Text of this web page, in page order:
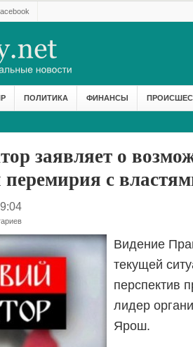
ПОЛИТИКА ФИНАНСЫ
заявляет о
с
Видение
текущей
перспектив
лидер
Ярош.